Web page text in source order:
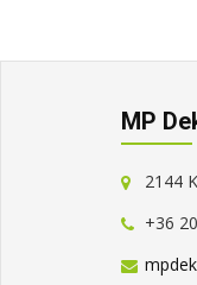
MP
2144
+36